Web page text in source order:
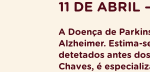
11 DE ABRIL
A Doença de
Alzheimer. Estima-
detetados antes
Chaves, é